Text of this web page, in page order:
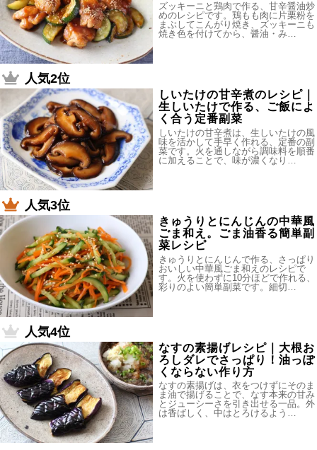
ズッキーニと鶏肉で作る、甘辛醤油炒
めのレシピです。鶏もも肉に片栗粉を
まぶしてこんがり焼き、ズッキーニも
焼き色を付けてから、醤油・み…
人気2位
しいたけの甘辛煮のレシピ｜
生しいたけで作る、ご飯によ
く合う定番副菜
しいたけの甘辛煮は、生しいたけの風
味を活かして手早く作れる、定番の副
菜です。火を通しながら調味料を順番
に加えることで、味が濃くなり…
人気3位
きゅうりとにんじんの中華風
ごま和え。ごま油香る簡単副
菜レシピ
きゅうりとにんじんで作る、さっぱり
おいしい中華風ごま和えのレシピで
す。火を使わずに10分ほどで作れる、
彩りのよい簡単副菜です。細切…
人気4位
なすの素揚げレシピ｜大根お
ろしダレでさっぱり！油っぽ
くならない作り方
なすの素揚げは、衣をつけずにそのま
ま油で揚げることで、なす本来の甘み
とジューシーさを引き出せる一品。外
は香ばしく、中はとろけるよう…